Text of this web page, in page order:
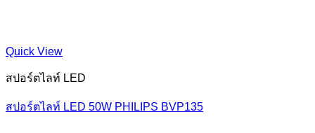
Quick View
สปอร์ตไลท์ LED
สปอร์ตไลท์ LED 50W PHILIPS BVP135